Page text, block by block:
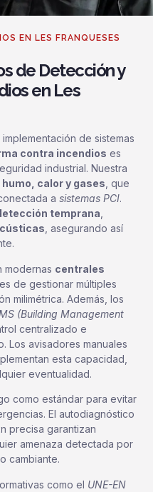
EN LES FRANQUESES
de Detección y
en Les
de sistemas
contra incendios es
industrial. Nuestra
calor y gases, que
a sistemas PCI.
temprana,
, asegurando así
modernas centrales
de gestionar múltiples
milimétrica. Además, los
(Building Management
centralizado e
Los avisadores manuales
esta capacidad,
eventualidad.
como estándar para evitar
El autodiagnóstico
precisa garantizan
amenaza detectada por
cambiante.
como el UNE-EN